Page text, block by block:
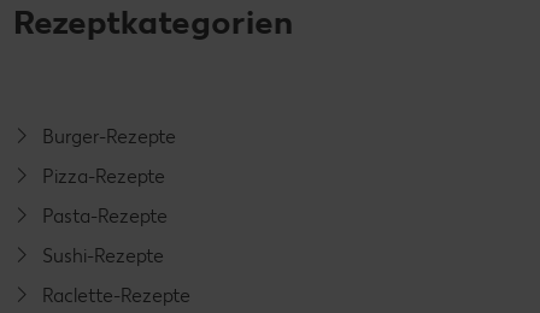
Rezeptkategorien
Burger-Rezepte
Pizza-Rezepte
Pasta-Rezepte
Sushi-Rezepte
Raclette-Rezepte